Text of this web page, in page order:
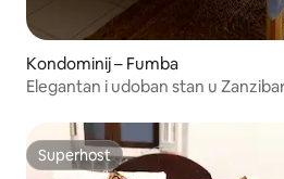
Kondominij – Fumba
Elegantan i udoban stan u
Superhost
Superhost